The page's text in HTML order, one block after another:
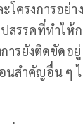
ครงการอย่า
รรคที่ทำให้
ารยังติดขัดอ
นสำคัญอื่น ๆ